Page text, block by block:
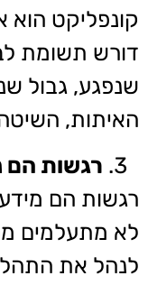
קונפליקט
דורש תשומת
שנפגע, גבול
האיתות,
רגשות הם
רגשות הם
לא מתעלמים
לנהל את